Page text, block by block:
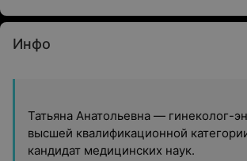
Инфо
Татьяна Анатольевна — гинеколог-
высшей квалификационной
кандидат медицинских наук.